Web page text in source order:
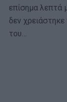
επίσημα λεπτά
δεν
του…